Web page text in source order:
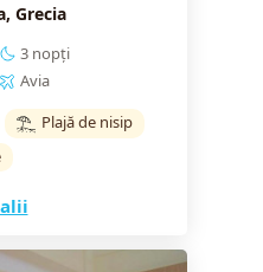
Grecia
3 nopți
Avia
Plajă de nisip